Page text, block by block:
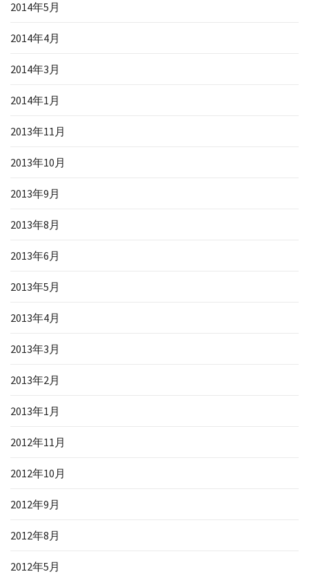
2014年5月
2014年4月
2014年3月
2014年1月
2013年11月
2013年10月
2013年9月
2013年8月
2013年6月
2013年5月
2013年4月
2013年3月
2013年2月
2013年1月
2012年11月
2012年10月
2012年9月
2012年8月
2012年5月